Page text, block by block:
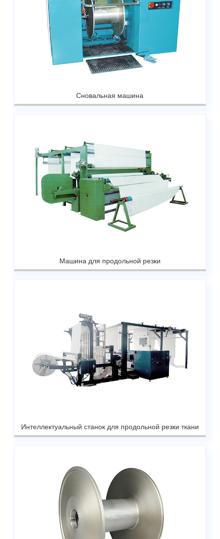
Сновальная машина
Машина для продольной резки
Интеллектуальный станок для продольной резки ткани